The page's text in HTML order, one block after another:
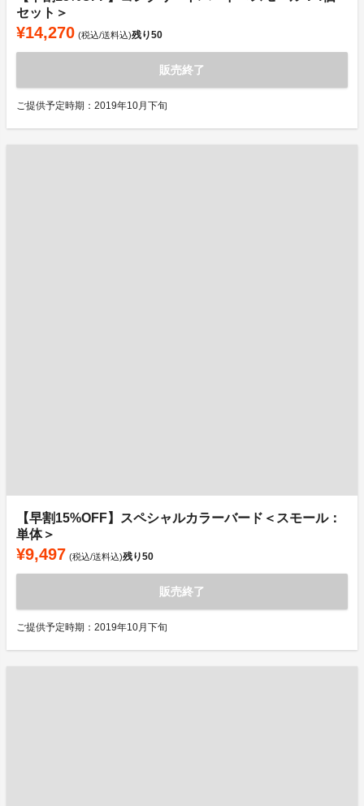
セット＞
¥14,270 (税込/送料込)残り50
販売終了
ご提供予定時期：2019年10月下旬
【早割15%OFF】スペシャルカラーバード＜スモール：
単体＞
¥9,497 (税込/送料込)残り50
販売終了
ご提供予定時期：2019年10月下旬